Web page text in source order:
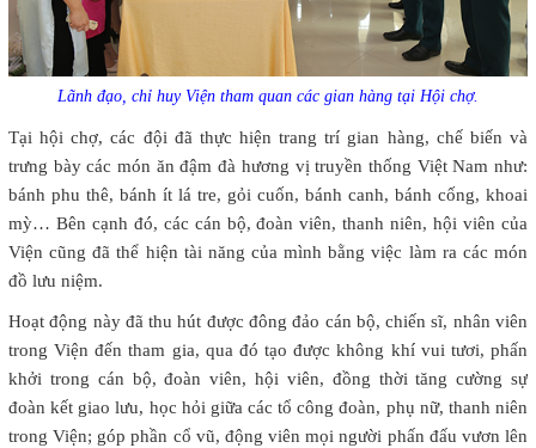
Lãnh đạo, chỉ huy Viện tham quan các gian hàng tại Hội chợ.
Tại hội chợ, các đội đã thực hiện trang trí gian hàng, chế biến và
trưng bày các món ăn đậm đà hương vị truyền thống Việt Nam như:
bánh phu thê, bánh ít lá tre, gỏi cuốn, bánh canh, bánh cống, khoai
mỳ… Bên cạnh đó, các cán bộ, đoàn viên, thanh niên, hội viên của
Viện cũng đã thể hiện tài năng của mình bằng việc làm ra các món
đồ lưu niệm.
Hoạt động này đã thu hút được đông đảo cán bộ, chiến sĩ, nhân viên
trong Viện đến tham gia, qua đó tạo được không khí vui tươi, phấn
khởi trong cán bộ, đoàn viên, hội viên, đồng thời tăng cường sự
đoàn kết giao lưu, học hỏi giữa các tổ công đoàn, phụ nữ, thanh niên
trong Viện; góp phần cổ vũ, động viên mọi người phấn đấu vươn lên